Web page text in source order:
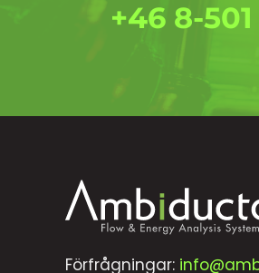
+46 8-
Förfrågningar: